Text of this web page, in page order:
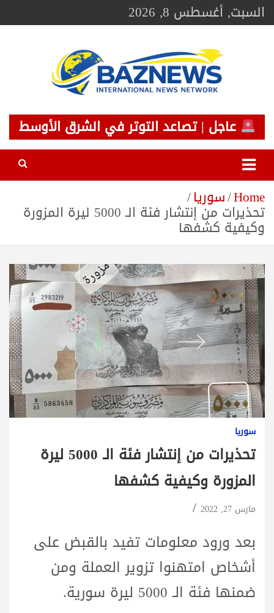
Skip
toالسبت, أغسطس 8, 2026
BAZNEWS
شبكة باز الإخبارية
عاجل | تصاعد التوتر في الشرق الأوسط
Home سوريا
تحذيرات من إنتشار فئة الـ 5000 ليرة المزورة
وكيفية كشفها
سوريا
تحذيرات من إنتشار فئة الـ 5000 ليرة
المزورة وكيفية كشفها
مارس 27, 2022
بعد ورود معلومات تفيد بالقبض على
أشخاص امتهنوا تزوير العملة ومن
ضمنها فئة الـ 5000 ليرة سورية.